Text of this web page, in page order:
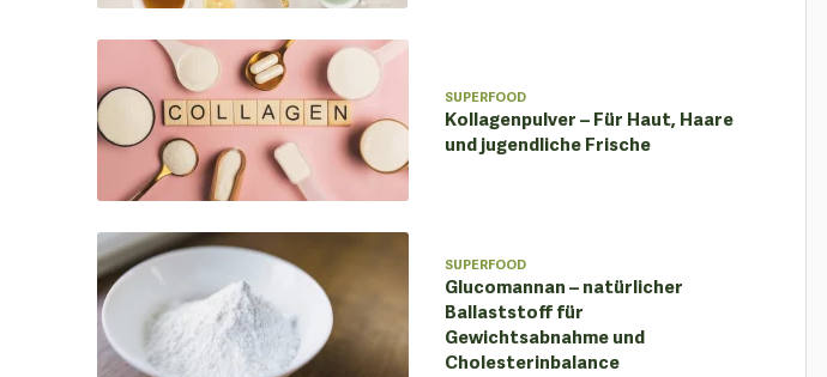
SUPERFOOD
Kollagenpulver – Für Haut, Haare
und jugendliche Frische
SUPERFOOD
Glucomannan – natürlicher
Ballaststoff für
Gewichtsabnahme und
Cholesterinbalance